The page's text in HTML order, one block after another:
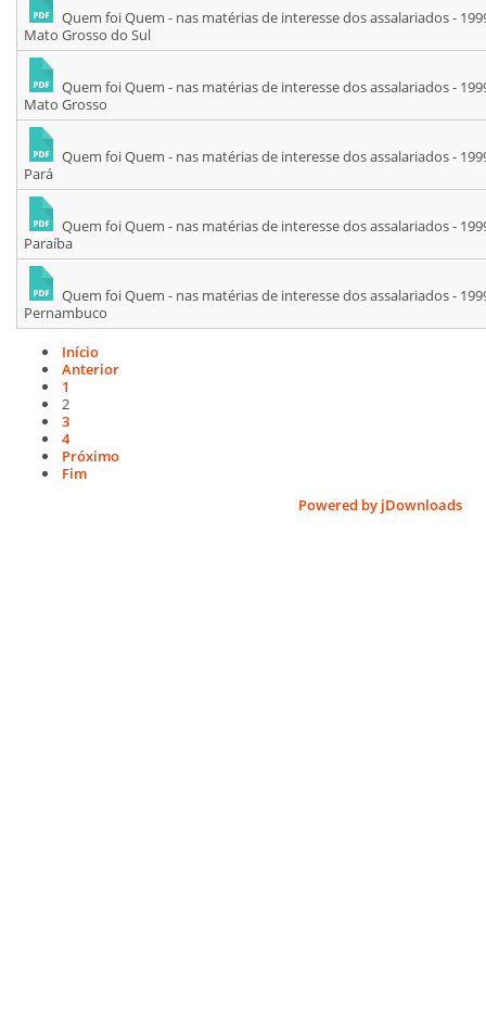
Quem foi Quem - nas matérias de interesse dos assalariados -
Mato Grosso do Sul
Quem foi Quem - nas matérias de interesse dos assalariados -
Mato Grosso
Quem foi Quem - nas matérias de interesse dos assalariados -
Pará
Quem foi Quem - nas matérias de interesse dos assalariados -
Paraíba
Quem foi Quem - nas matérias de interesse dos assalariados -
Pernambuco
Início
Anterior
1
2
3
4
Próximo
Fim
Powered by jDownloads